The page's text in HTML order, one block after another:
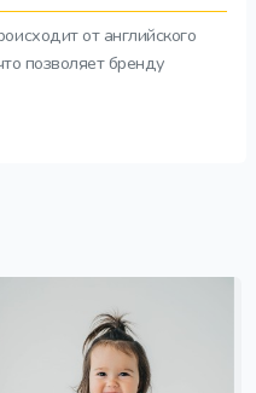
от английского
позволяет бренду